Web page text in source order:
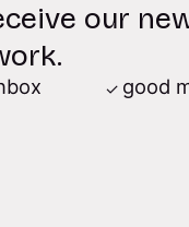
our
good